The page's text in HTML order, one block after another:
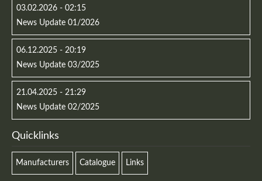
03.02.2026 - 02:15
News Update 01/2026
06.12.2025 - 20:19
News Update 03/2025
21.04.2025 - 21:29
News Update 02/2025
Quicklinks
Manufacturers Catalogue Links